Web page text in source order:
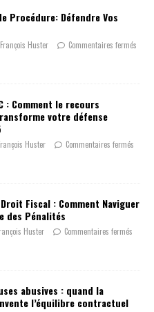
Procédure: Défendre Vos
François Huster Commentaires fermés
: Comment le recours
votre défense
Huster Commentaires fermés
Fiscal : Comment Naviguer
des Pénalités
Huster Commentaires fermés
abusives : quand la
l’équilibre contractuel